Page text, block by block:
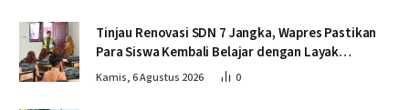
Tinjau Renovasi SDN 7 Jangka, Wapres Pastikan
Para Siswa Kembali Belajar dengan Layak
Pascabencana
Kamis, 6 Agustus 2026 0